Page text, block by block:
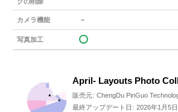
カメラ機能 －
写真加工
April- Layouts Photo
販売元: ChengDu PinGuo
最終アップデート日: 2026年1月5日